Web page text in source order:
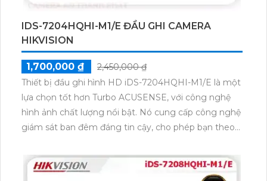
IDS-7204HQHI-M1/E ĐẦU GHI CAMERA
HIKVISION
1,700,000 ₫
2,450,000 ₫
Thiết bị đầu ghi hình HD iDS-7204HQHI-M1/E là một
lựa chọn tốt hơn Turbo ACUSENSE, với công nghệ
hình ảnh chất lượng nổi bật. Nó cung cấp công nghệ
giám sát ban đêm đáng tin cậy, cho phép bạn theo
1 HDD và chất lượng hình ảnh 4.0 MP, bạn có thể lưu
trữ nhiều dữ liệu và xem lại chúng dễ dàng. Đặc biệt,